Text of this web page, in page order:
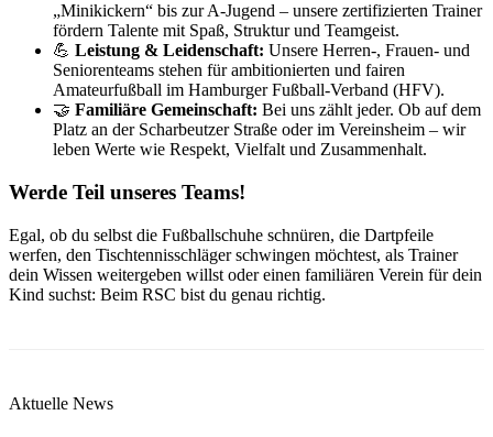
„Minikickern“ bis zur A-Jugend – unsere zertifizierten Trainer
fördern Talente mit Spaß, Struktur und Teamgeist.
💪 Leistung & Leidenschaft: Unsere Herren-, Frauen- und
Seniorenteams stehen für ambitionierten und fairen
Amateurfußball im Hamburger Fußball-Verband (HFV).
🤝 Familiäre Gemeinschaft: Bei uns zählt jeder. Ob auf dem
Platz an der Scharbeutzer Straße oder im Vereinsheim – wir
leben Werte wie Respekt, Vielfalt und Zusammenhalt.
Werde Teil unseres Teams!
Egal, ob du selbst die Fußballschuhe schnüren, die Dartpfeile
werfen, den Tischtennisschläger schwingen möchtest, als Trainer
dein Wissen weitergeben willst oder einen familiären Verein für dein
Kind suchst: Beim RSC bist du genau richtig.
Aktuelle News